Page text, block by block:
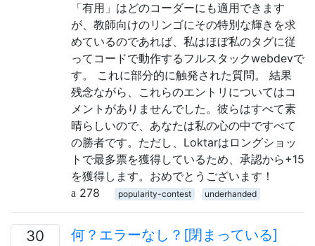
「有用」はどのコーダーにも適用できます
が、教師向けのリンゴにその特別な輝きを求
めているのであれば、私はほぼ私のタグに従
ってコードで動作するフルスタックwebdevで
す。 これに部分的に触発された質問。 結果
残念ながら、これらのエントリについてはコ
メントがありませんでした。彼らはすべて素
晴らしいので、あなたは私の心の中ですべて
の勝者です。ただし、Loktarはロングショッ
トで最多票を獲得しているため、承認から+15
を獲得します。おめでとうございます！
278
popularity-contest underhanded
30 何？エラーなし？[閉まっている]